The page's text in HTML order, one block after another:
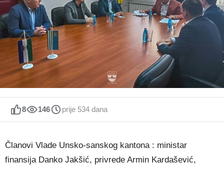
8 146 prije 534 dana
Članovi Vlade Unsko-sanskog kantona : ministar
finansija Danko Jakšić, privrede Armin Kardašević,